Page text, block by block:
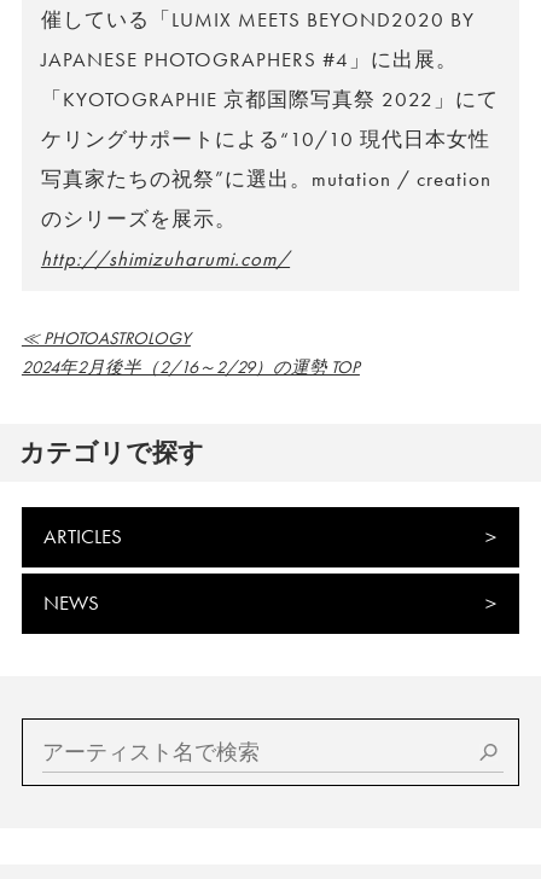
催している「LUMIX MEETS BEYOND2020 BY
JAPANESE PHOTOGRAPHERS #4」に出展。
「KYOTOGRAPHIE 京都国際写真祭 2022」にて
ケリングサポートによる“10/10 現代日本女性
写真家たちの祝祭”に選出。mutation / creation
のシリーズを展示。
http://shimizuharumi.com/
≪ PHOTOASTROLOGY
2024年2月後半（2/16～2/29）の運勢 TOP
カテゴリで探す
ARTICLES
NEWS